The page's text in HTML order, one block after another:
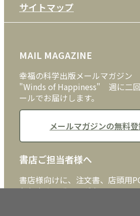
DVD・ブルーレイ
外国語
プライバシーポリシー
クッキーポリシー
メディア・ライブラリー
サイトマップ
MAIL MAGAZINE
幸福の科学出版メールマガジン
"Winds of Happiness" 週に二
ールでお届けします。
メールマガジンの無料
書店ご担当者様へ
書店様向けに、注文書、店頭用
おります。ぜひ、ダウンロード